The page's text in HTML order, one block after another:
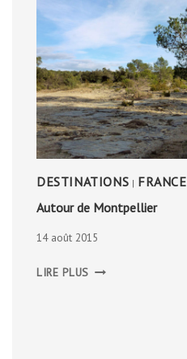
DESTINATIONS | FRANCE
Autour de Montpellier
14 août 2015
LIRE PLUS